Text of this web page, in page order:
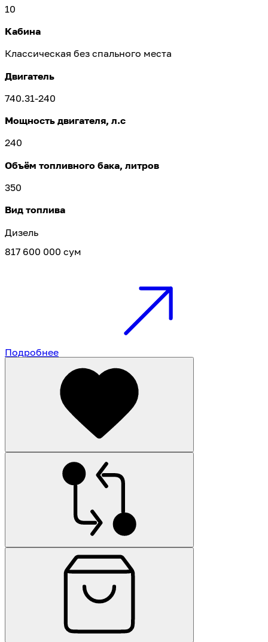
10
Кабина
Классическая без спального места
Двигатель
740.31-240
Мощность двигателя, л.с
240
Объём топливного бака, литров
350
Вид топлива
Дизель
817 600 000 сум
Подробнее